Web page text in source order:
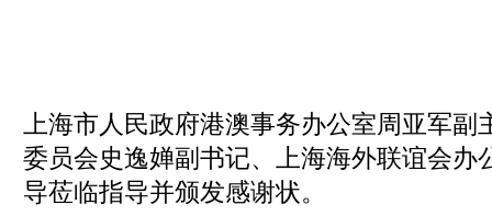
上海市人民政府港澳事务办公室周亚军
委员会史逸婵副书记、上海海外联谊会办
导莅临指导并颁发感谢状。